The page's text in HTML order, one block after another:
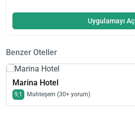
Uygulamayı Aç
Benzer Oteller
Marina Hotel
9,1 Muhteşem (30+ yorum)